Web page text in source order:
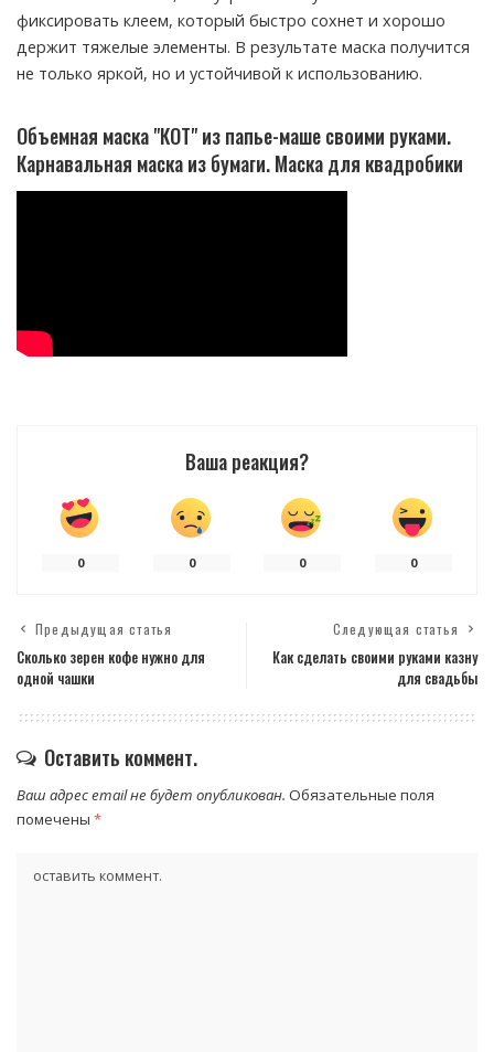
фиксировать клеем, который быстро сохнет и хорошо
держит тяжелые элементы. В результате маска получится
не только яркой, но и устойчивой к использованию.
Объемная маска "КОТ" из папье-маше своими руками.
Карнавальная маска из бумаги. Маска для квадробики
Ваша реакция?
0 0 0 0
Предыдущая статья
Сколько зерен кофе нужно для
одной чашки
Следующая статья
Как сделать своими руками казну
для свадьбы
Оставить коммент.
Ваш адрес email не будет опубликован. Обязательные поля
помечены *